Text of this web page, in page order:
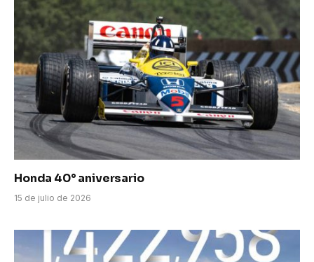
Honda 40° aniversario
15 de julio de 2026